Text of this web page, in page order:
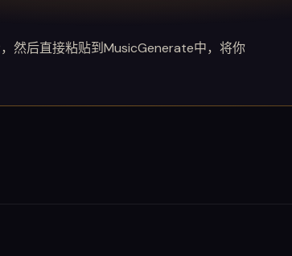
然后直接粘贴到MusicGenerate中，将你